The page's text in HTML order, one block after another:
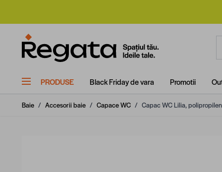
PRODUSE Black Friday de vara Promotii
Baie / Accesorii baie / Capace WC / Capac WC Lilia,